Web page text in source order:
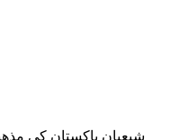
شیعیان پاکستان کی